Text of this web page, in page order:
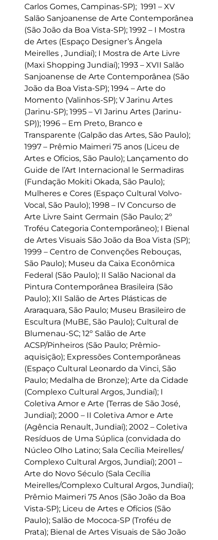
Carlos Gomes, Campinas-SP); 1991 – XV
Salão Sanjoanense de Arte Contemporânea
(São João da Boa Vista-SP); 1992 – I Mostra
de Artes (Espaço Designer’s Ângela
Meirelles , Jundiaí); I Mostra de Arte Livre
(Maxi Shopping Jundiaí); 1993 – XVII Salão
Sanjoanense de Arte Contemporânea (São
João da Boa Vista-SP); 1994 – Arte do
Momento (Valinhos-SP); V Jarinu Artes
(Jarinu-SP); 1995 – VI Jarinu Artes (Jarinu-
SP)); 1996 – Em Preto, Branco e
Transparente (Galpão das Artes, São Paulo);
1997 – Prêmio Maimeri 75 anos (Liceu de
Artes e Ofícios, São Paulo); Lançamento do
Guide de l’Art Internacional le Sermadiras
(Fundação Mokiti Okada, São Paulo);
Mulheres e Cores (Espaço Cultural Volvo-
Vocal, São Paulo); 1998 – IV Concurso de
Arte Livre Saint Germain (São Paulo; 2º
Troféu Categoria Contemporâneo); I Bienal
de Artes Visuais São João da Boa Vista (SP);
1999 – Centro de Convenções Rebouças,
São Paulo); Museu da Caixa Econômica
Federal (São Paulo); II Salão Nacional da
Pintura Contemporânea Brasileira (São
Paulo); XII Salão de Artes Plásticas de
Araraquara, São Paulo; Museu Brasileiro de
Escultura (MuBE, São Paulo); Cultural de
Blumenau-SC; 12º Salão de Arte
ACSP/Pinheiros (São Paulo; Prêmio-
aquisição); Expressões Contemporâneas
(Espaço Cultural Leonardo da Vinci, São
Paulo; Medalha de Bronze); Arte da Cidade
(Complexo Cultural Argos, Jundiaí); I
Coletiva Amor e Arte (Terras de São José,
Jundiaí); 2000 – II Coletiva Amor e Arte
(Agência Renault, Jundiaí); 2002 – Coletiva
Resíduos de Uma Súplica (convidada do
Núcleo Olho Latino; Sala Cecília Meirelles/
Complexo Cultural Argos, Jundiaí); 2001 –
Arte do Novo Século (Sala Cecília
Meirelles/Complexo Cultural Argos, Jundiaí);
Prêmio Maimeri 75 Anos (São João da Boa
Vista-SP); Liceu de Artes e Ofícios (São
Paulo); Salão de Mococa-SP (Troféu de
Prata); Bienal de Artes Visuais de São João